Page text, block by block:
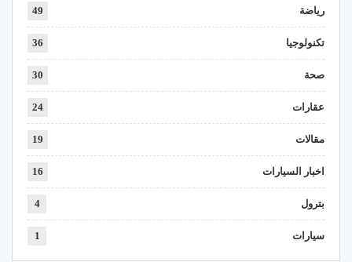
رياضة 49
تكنولوجيا 36
صحة 30
عقارات 24
مقالات 19
اخبار السيارات 16
بترول 4
سيارات 1